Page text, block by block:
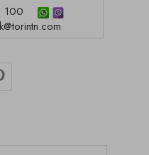
100